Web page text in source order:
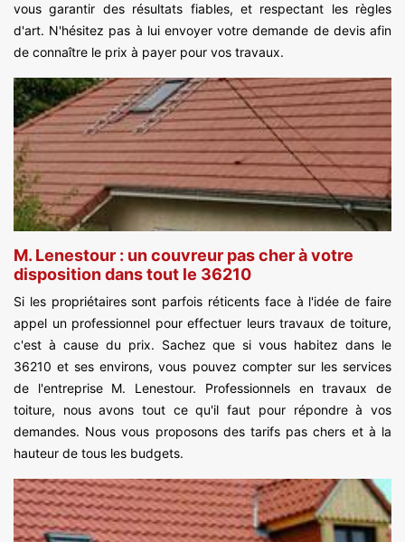
vous garantir des résultats fiables, et respectant les règles
d'art. N'hésitez pas à lui envoyer votre demande de devis afin
de connaître le prix à payer pour vos travaux.
M. Lenestour : un couvreur pas cher à votre
disposition dans tout le 36210
Si les propriétaires sont parfois réticents face à l'idée de faire
appel un professionnel pour effectuer leurs travaux de toiture,
c'est à cause du prix. Sachez que si vous habitez dans le
36210 et ses environs, vous pouvez compter sur les services
de l'entreprise M. Lenestour. Professionnels en travaux de
toiture, nous avons tout ce qu'il faut pour répondre à vos
demandes. Nous vous proposons des tarifs pas chers et à la
hauteur de tous les budgets.